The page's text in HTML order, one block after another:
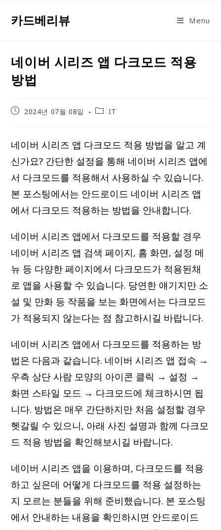
카드베리뷰 Menu
네이버 시리즈 앱 다크모드 적용
방법
Post2024년 07월 08일
PostIT
네이버 시리즈 앱 다크모드 적용 방법을 알고 계
신가요? 간단한 설정을 통해 네이버 시리즈 앱에
서 다크모드를 적용해서 사용하실 수 있습니다.
본 포스팅에서는 안드로이드 네이버 시리즈 앱
에서 다크모드 적용하는 방법을 안내합니다.
네이버 시리즈 앱에서 다크모드를 적용할 경우
네이버 시리즈 앱 검색 페이지, 홈 화면, 설정 메
뉴 등 다양한 페이지에서 다크모드가 적용된채
로 앱을 사용할 수 있습니다. 당연한 얘기지만 소
설 및 만화 등 작품을 보는 화면에서는 다크모드
가 적용되지 않는다는 점 참고하시길 바랍니다.
네이버 시리즈 앱에서 다크모드를 적용하는 방
법은 다음과 같습니다. 네이버 시리즈 앱 접속 →
우측 상단 사람 모양의 아이콘 클릭 → 설정 →
화면 스타일 모드 → 다크모드에 체크하시면 됩
니다. 방법은 매우 간단하지만 처음 설정할 경우
헷갈릴 수 있으니, 아래 사진 설명과 함께 다크모
드 적용 방법을 확인해보시길 바랍니다.
네이버 시리즈 앱을 이용하며, 다크모드를 적용
하고 싶은데 어떻게 다크모드를 적용 설정하는
지 모르는 분들을 위해 준비했습니다. 본 포스팅
에서 안내하는 내용을 확인하시면 안드로이드